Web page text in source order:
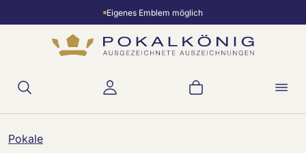
Zum Hauptinhalt springenEigenes Emblem möglich
Warenkorb
Pokale